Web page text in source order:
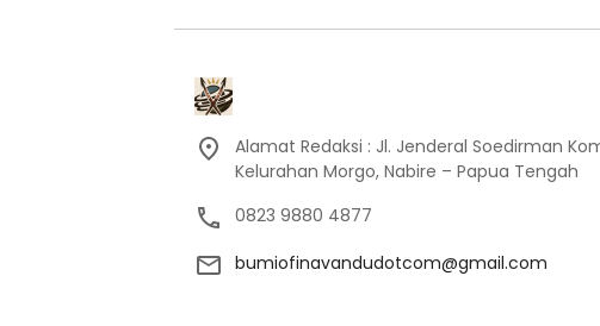
Alamat Redaksi : Jl. Jenderal Soedirman
Kelurahan Morgo, Nabire – Papua Tengah
0823 9880 4877
bumiofinavandudotcom@gmail.com